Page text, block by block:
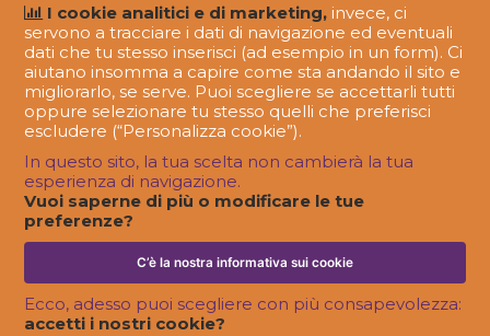
FATTO IN OLOJIN
Oltre la logistica: comunicare attraverso
agenti e distributori.
I cookie analitici e di marketing, invece, ci
servono a tracciare i dati di navigazione ed eventuali
dati che tu stesso inserisci (ad esempio in un form). Ci
aiutano insomma a capire come sta andando il sito e
migliorarlo, se serve. Puoi scegliere se accettarli tutti
oppure selezionare tu stesso quelli che preferisci
escludere (“Personalizza cookie”).
In questo sito, la tua scelta non cambierà la tua
esperienza di navigazione.
Vuoi saperne di più o modificare le tue
preferenze?
C’è la nostra informativa sui cookie
Ecco, adesso puoi scegliere con più consapevolezza:
accetti i nostri cookie?